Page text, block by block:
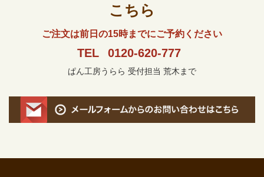
こちら
ご注文は前日の15時までにご予約ください
TEL 0120-620-777
ぱん工房うらら 受付担当 荒木まで